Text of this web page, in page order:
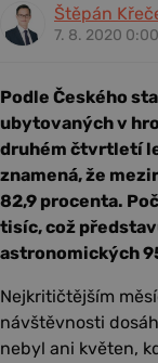
Štěpán
7. 8. 2020 0:00
Podle Českého
ubytovaných v
druhém čtvrtletí
znamená, že
82,9 procenta.
tisíc, což
astronomických
Nejkritičtějším
návštěvnosti
nebyl ani květen,